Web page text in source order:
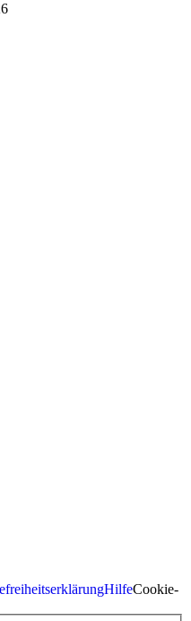
HilfeCookie-